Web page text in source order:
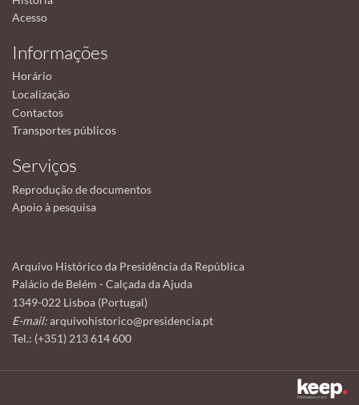
Acesso
Informações
Horário
Localização
Contactos
Transportes públicos
Serviços
Reprodução de documentos
Apoio à pesquisa
Arquivo Histórico da Presidência da República
Palácio de Belém - Calçada da Ajuda
1349-022 Lisboa (Portugal)
E-mail:arquivohistorico@presidencia.pt
Tel.: (+351) 213 614 600